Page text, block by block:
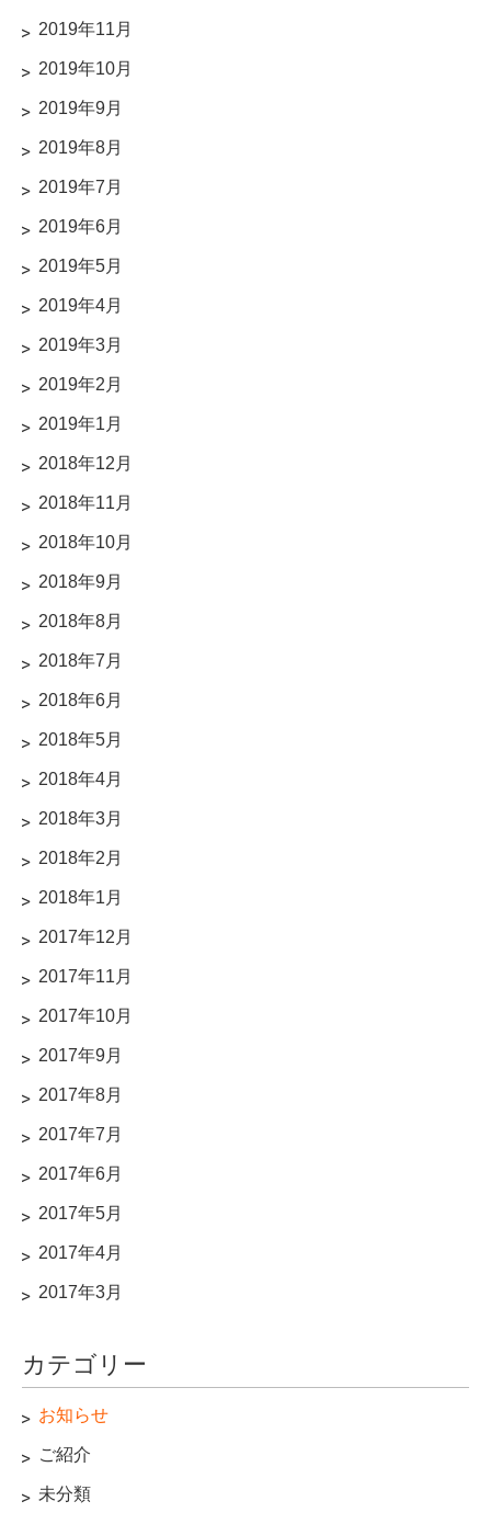
2019年11月
2019年10月
2019年9月
2019年8月
2019年7月
2019年6月
2019年5月
2019年4月
2019年3月
2019年2月
2019年1月
2018年12月
2018年11月
2018年10月
2018年9月
2018年8月
2018年7月
2018年6月
2018年5月
2018年4月
2018年3月
2018年2月
2018年1月
2017年12月
2017年11月
2017年10月
2017年9月
2017年8月
2017年7月
2017年6月
2017年5月
2017年4月
2017年3月
カテゴリー
お知らせ
ご紹介
未分類